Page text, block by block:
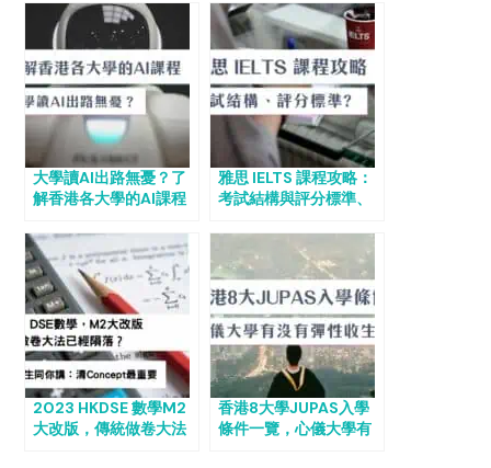
大學讀AI出路無憂？了
解香港各大學的AI課程
雅思 IELTS 課程攻略：
考試結構與評分標準、
班？
2023 HKDSE 數學M2
大改版，傳統做卷大法
香港8大學JUPAS入學
條件一覽，心儀大學有